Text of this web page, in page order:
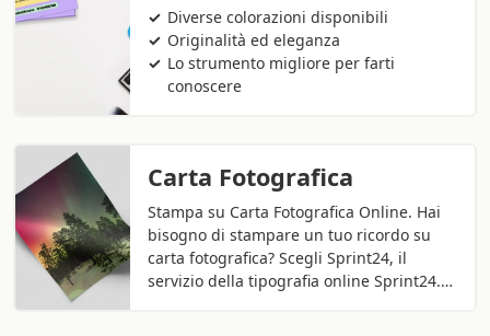
Diverse colorazioni disponibili
Originalità ed eleganza
Lo strumento migliore per farti
conoscere
Carta Fotografica
Stampa su Carta Fotografica Online. Hai
bisogno di stampare un tuo ricordo su
carta fotografica? Scegli Sprint24, il
servizio della tipografia online Sprint24.…